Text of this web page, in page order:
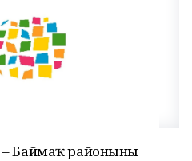
Баймаҡ районының